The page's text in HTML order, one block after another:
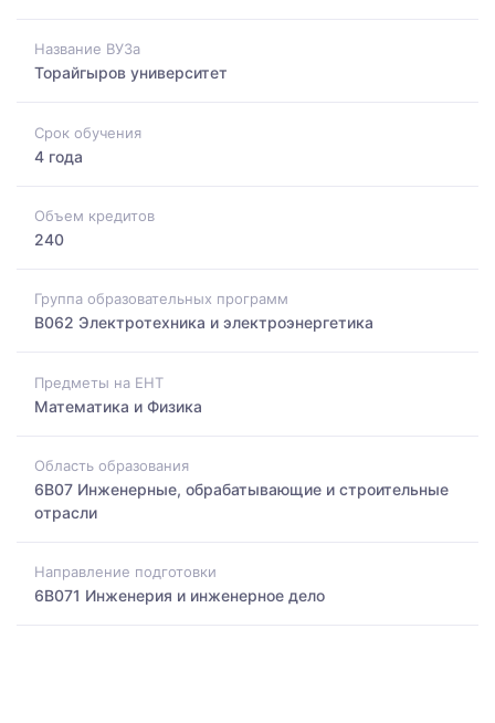
Название ВУЗа
Торайгыров университет
Срок обучения
4 года
Объем кредитов
240
Группа образовательных программ
B062 Электротехника и электроэнергетика
Предметы на ЕНТ
Математика и Физика
Область образования
6B07 Инженерные, обрабатывающие и строительные
отрасли
Направление подготовки
6B071 Инженерия и инженерное дело